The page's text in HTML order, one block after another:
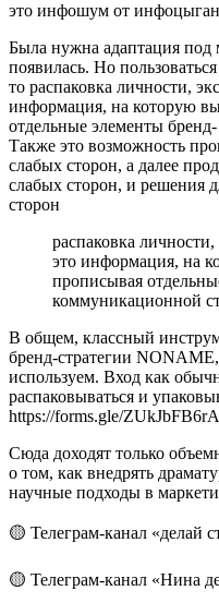
Была нужна адаптация под
появилась. Но
то распаковка личности,
информация, на которую
отдельные элементы
Также это возможность
слабых сторон, а далее
слабых сторон, и решения
сторон
распаковка
это информация, на
прописывая
коммуникационной
В общем, классный
бренд-стратегии
используем. Вход как
распаковываться и
https://forms.gle/
Сюда доходят только
о том, как внедрять
научные подходы в
🟡 Телеграм-канал «делай
🟡 Телеграм-канал «Нина